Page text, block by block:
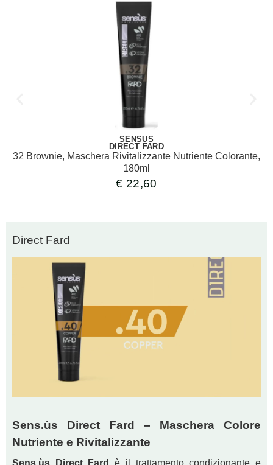
SENSUS
DIRECT FARD
32 Brownie, Maschera Rivitalizzante Nutriente Colorante,
180ml
€ 22,60
Direct Fard
Sens.ùs Direct Fard – Maschera Colore
Nutriente e Rivitalizzante
Sens.ùs Direct Fard
è il trattamento condizionante e